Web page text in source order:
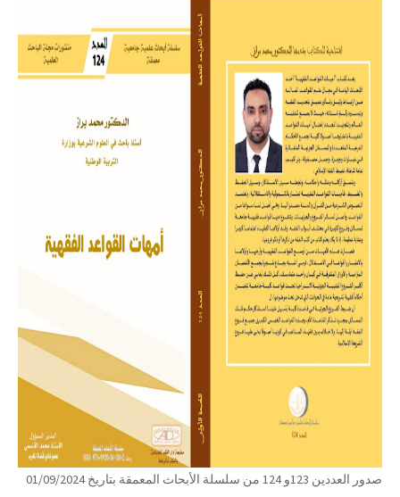
صدور العددين 123و 124 من سلسلة الأبحاث المعمقة بتاريخ 01/09/2024